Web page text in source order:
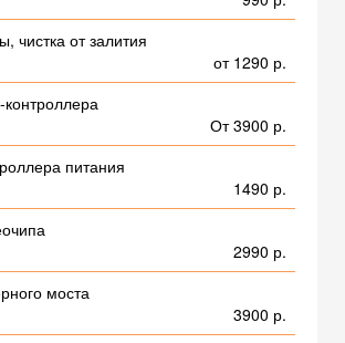
чистка от залития
от 1290 р.
От 3900 р.
питания
1490 р.
2990 р.
моста
3900 р.